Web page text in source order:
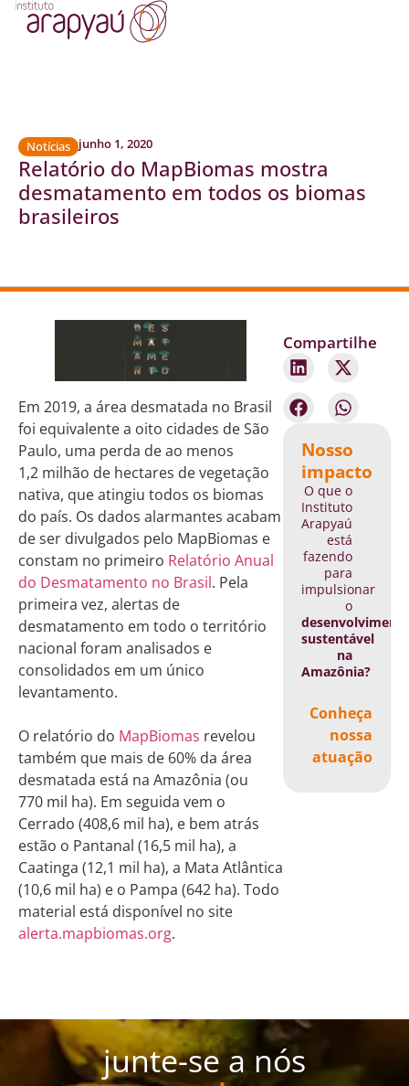
Notícias junho 1, 2020
Relatório do MapBiomas mostra
desmatamento em todos os biomas
brasileiros
Compartilhe
Nosso
impacto
O que o
Instituto
Arapyaú
está
fazendo
para
impulsionar
o
sustentável
na
Amazônia?
Conheça
nossa
atuação
Em 2019, a área desmatada no Brasil
foi equivalente a oito cidades de São
Paulo, uma perda de ao menos
1,2 milhão de hectares de vegetação
nativa, que atingiu todos os biomas
do país. Os dados alarmantes acabam
de ser divulgados pelo ­MapBiomas e
constam no primeiro Relatório Anual
do Desmatamento no Brasil. Pela
primeira vez, alertas de
desmatamento em todo o território
nacional foram analisados e
consolidados em um único
levantamento.
O relatório do MapBiomas reve­lou
também que mais de 60% da área
desmatada está na Amazônia (ou
770 mil ha). Em seguida vem o
Cerrado (408,6 mil ha), e bem atrás
estão o Pantanal (16,5 mil ha), a
Caatinga (12,1 mil ha), a Mata Atlântica
(10,6 mil ha) e o Pampa (642 ha). Todo
material está disponível no site
alerta.mapbiomas.org.
junte-se a nós